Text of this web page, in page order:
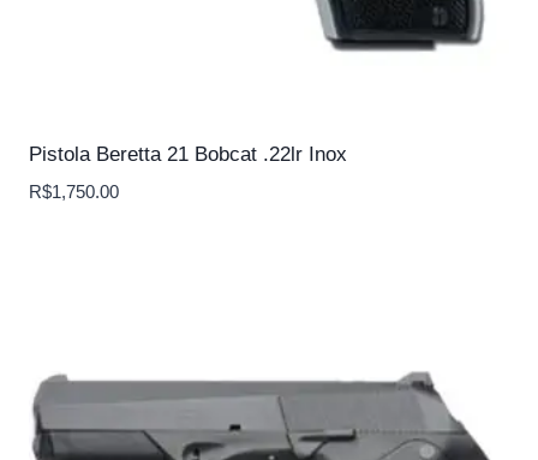
Pistola Beretta 21 Bobcat .22lr Inox
R$1,750.00